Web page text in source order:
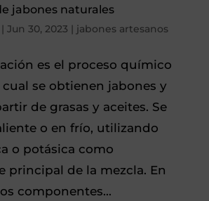
jabones naturales
| Jun 30, 2023 | jabones artesanos
es el proceso químico
se obtienen jabones y
de grasas y aceites. Se
o en frío, utilizando
o potásica como
principal de la mezcla. En
componentes...